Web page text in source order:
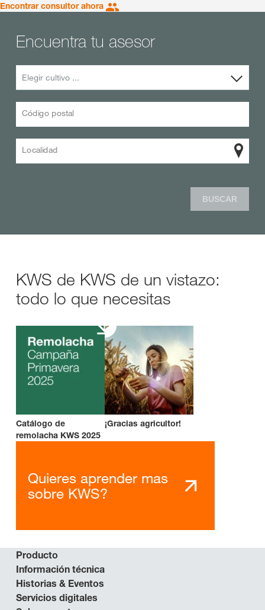
Encontrar consultor ahora
Encuentra tu asesor
Elegir cultivo ...
Código postal
Localidad
BUSCAR
KWS de KWS de un vistazo:
todo lo que necesitas
Catálogo de
remolacha KWS 2025
¡Gracias agricultor!
Quieres aprender mas
sobre KWS?
Producto
Información técnica
Historias & Eventos
Servicios digitales